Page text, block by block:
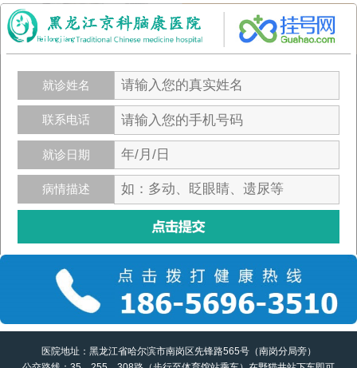
就诊姓名
联系电话
就诊日期
病情描述
医院地址：黑龙江省哈尔滨市南岗区先锋路565号（南岗分局旁）